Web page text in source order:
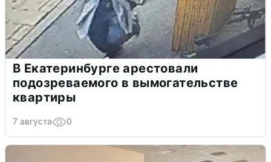
В Екатеринбурге арестовали
подозреваемого в вымогательстве
квартиры
7 августа 0